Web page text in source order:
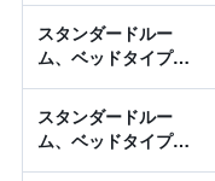
スタンダードルー
ム、ベッドタイプ情
スタンダードルー
ム、ベッドタイプ情